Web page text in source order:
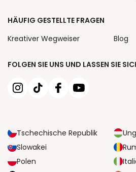
FOLGEN SIE UNS UND LASSEN SIE
Tschechische Republik
Slowakei
Polen
HÄUFIG GESTELLTE FRAGEN
Kreativer Wegweiser
Blog